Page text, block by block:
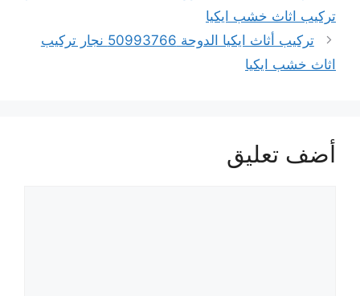
تركيب اثاث خشب ايكيا
تركيب أثاث ايكيا الدوحة 50993766 نجار تركيب
اثاث خشب ايكيا
أضف تعليق